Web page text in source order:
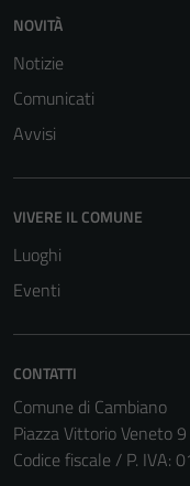
NOVITÀ
Notizie
Comunicati
Avvisi
VIVERE IL COMUNE
Luoghi
Eventi
CONTATTI
Comune di Cambiano
Piazza Vittorio Veneto
Codice fiscale / P. IVA: